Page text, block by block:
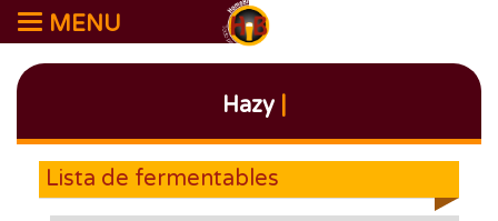
MENU
Hazy
Lista de fermentables